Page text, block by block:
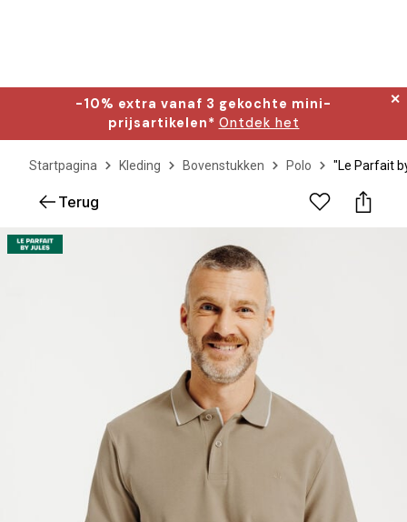
-10% extra vanaf 3 gekochte mini-
prijsartikelen* Ontdek het
✕
Startpagina Kleding Bovenstukken Polo "Le Parfait
Terug